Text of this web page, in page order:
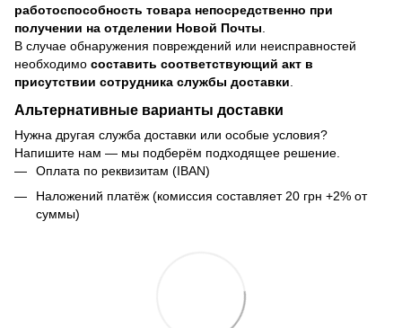
работоспособность товара непосредственно при
получении на отделении Новой Почты
В случае обнаружения повреждений или неисправностей
необходимо составить соответствующий акт в
присутствии сотрудника службы доставки
Альтернативные варианты доставки
Нужна другая служба доставки или особые условия?
Напишите нам — мы подберём подходящее решение.
Оплата по реквизитам (IBAN)
Наложений платёж (комиссия составляет 20 грн +2% от
суммы)